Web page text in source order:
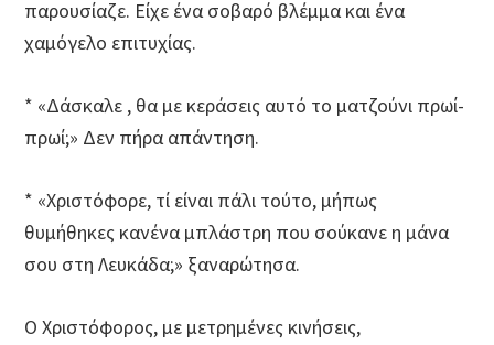
παρουσίαζε. Είχε ένα σοβαρό βλέμμα και ένα
χαμόγελο επιτυχίας.
* «Δάσκαλε , θα με κεράσεις αυτό το ματζούνι πρωί-
πρωί;» Δεν πήρα απάντηση.
* «Χριστόφορε, τί είναι πάλι τούτο, μήπως
θυμήθηκες κανένα μπλάστρη που σούκανε η μάνα
σου στη Λευκάδα;» ξαναρώτησα.
Ο Χριστόφορος, με μετρημένες κινήσεις,